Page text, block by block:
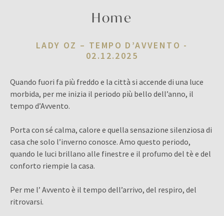
Home
LADY OZ – TEMPO D’AVVENTO -
02.12.2025
Quando fuori fa più freddo e la città si accende di una luce
morbida, per me inizia il periodo più bello dell’anno, il
tempo d’Avvento.
Porta con sé calma, calore e quella sensazione silenziosa di
casa che solo l’inverno conosce. Amo questo periodo,
quando le luci brillano alle finestre e il profumo del tè e del
conforto riempie la casa.
Per me l’ Avvento è il tempo dell’arrivo, del respiro, del
ritrovarsi.